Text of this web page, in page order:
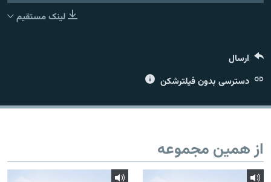
لینک مستقیم
ارسال
دسترسی بدون فیلترشکن
از همین مجموعه